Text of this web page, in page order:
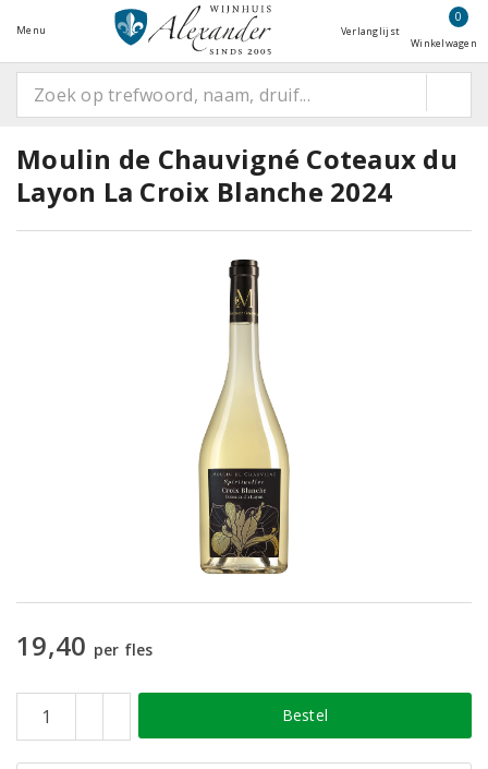
Menu Verlanglijst
0
Winkelwagen
Moulin de Chauvigné Coteaux du
Layon La Croix Blanche 2024
19,40 per fles
Bestel